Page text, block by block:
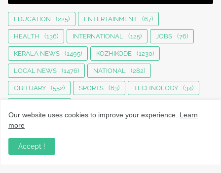
EDUCATION (225) ENTERTAINMENT (67)
HEALTH (136) INTERNATIONAL (125) JOBS (76)
KERALA NEWS (1495) KOZHIKODE (1230)
LOCAL NEWS (1476) NATIONAL (282)
OBITUARY (552) SPORTS (63) TECHNOLOGY (34)
Our website uses cookies to improve your experience. Learn
more
Accept !